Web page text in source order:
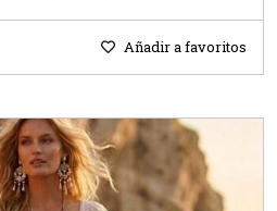
Añadir a favoritos